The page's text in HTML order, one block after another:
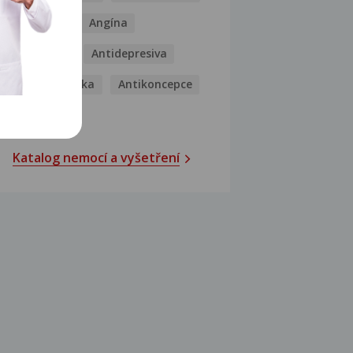
Analgetika Angína
Antidepresiva
Antihistaminika Antikoncepce
Katalog nemocí a vyšetření